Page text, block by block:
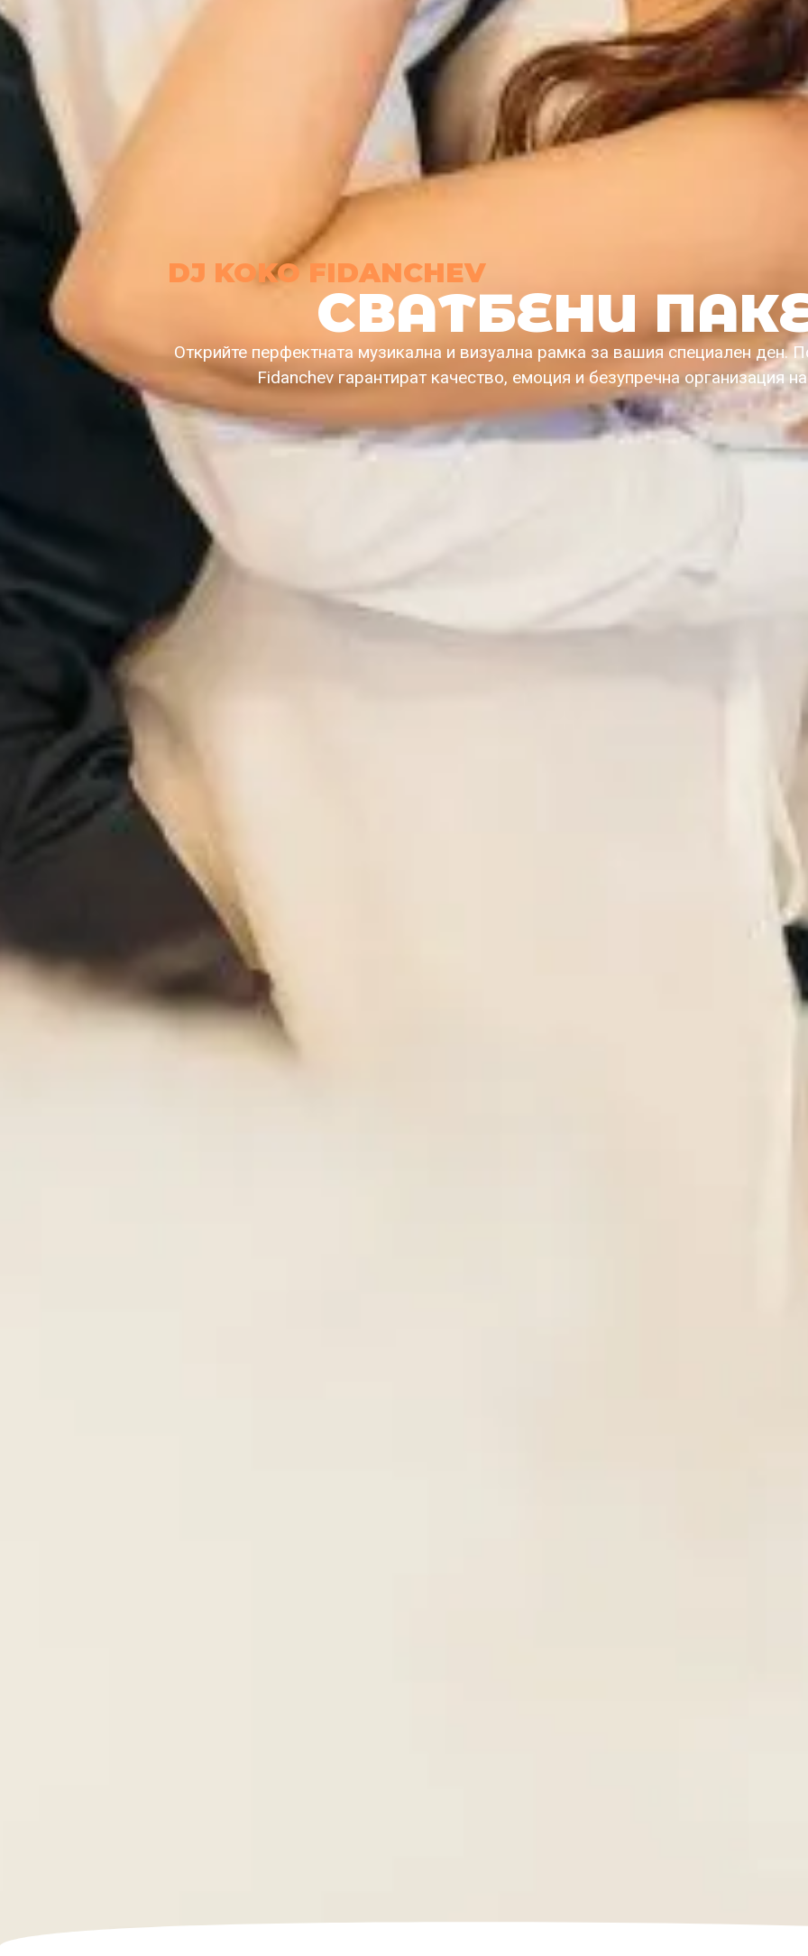
DJ KOKO FIDANCHEV
СВАТБЕНИ
Открийте перфектната музикална и визуална рамка за вашия специален ден.
Fidanchev гарантират качество, емоция и безупречна организация